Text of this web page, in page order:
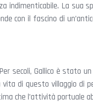
indimenticabile. La
con il fascino di
secoli, Gallico è stato
di questo villaggio di
che l’attività portuale